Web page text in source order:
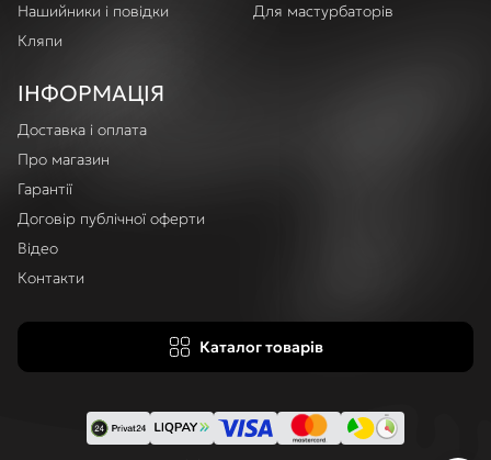
Нашийники і повідки
Кляпи
Для мастурбаторів
ІНФОРМАЦІЯ
Доставка і оплата
Про магазин
Гарантії
Договір публічної оферти
Відео
Контакти
Каталог товарів